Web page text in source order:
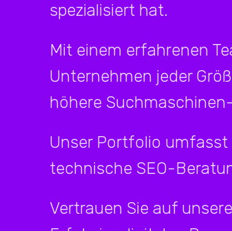
spezialisiert hat.
Mit einem erfahrenen
Unternehmen jeder
höhere
Unser Portfolio umfasst
technische SEO-
Vertrauen Sie auf